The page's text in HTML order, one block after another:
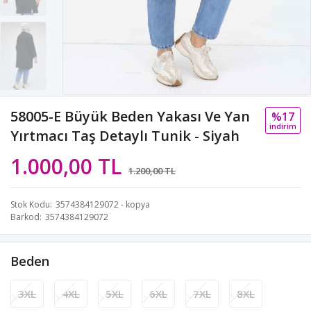
58005-E Büyük Beden Yakası Ve Yan
Yırtmacı Taş Detaylı Tunik - Siyah
1.000,00 TL 1.200,00 TL
%17
i̇ndi̇ri̇m
Stok Kodu 3574384129072 - kopya
Barkod 3574384129072
Beden
3XL 4XL 5XL 6XL 7XL 8XL